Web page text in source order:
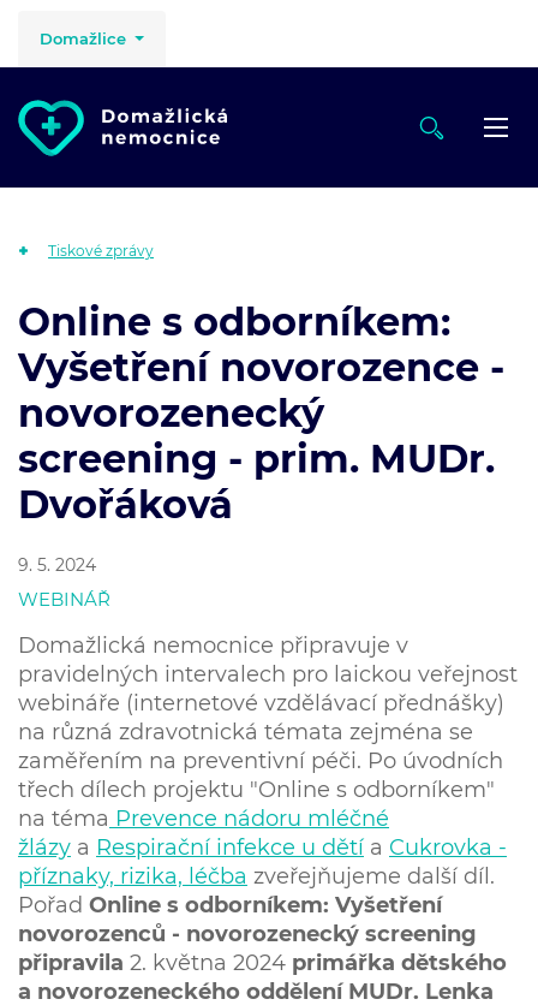
Domažlice
Tiskové zprávy
Online s odborníkem:
Vyšetření novorozence -
novorozenecký
screening - prim. MUDr.
Dvořáková
9. 5. 2024
WEBINÁŘ
Domažlická nemocnice připravuje v
pravidelných intervalech pro laickou veřejnost
webináře (internetové vzdělávací přednášky)
na různá zdravotnická témata zejména se
zaměřením na preventivní péči. Po úvodních
třech dílech projektu "Online s odborníkem"
na téma Prevence nádoru mléčné
žlázy a Respirační infekce u dětí a Cukrovka -
příznaky, rizika, léčba zveřejňujeme další díl.
Pořad Online s odborníkem: Vyšetření
novorozenců - novorozenecký screening
připravila 2. května 2024 primářka dětského
a novorozeneckého oddělení MUDr. Lenka